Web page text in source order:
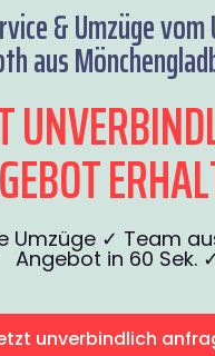
& Umzüge
aus
Umzüge ✓ Team
Angebot in 60 Sek. ✓
unverbindlich